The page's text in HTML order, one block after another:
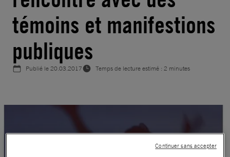
témoins et manifestions
publiques
Publié le20.03.2017 Temps de lecture estimé : 2 minutes
Continuer sans accepter